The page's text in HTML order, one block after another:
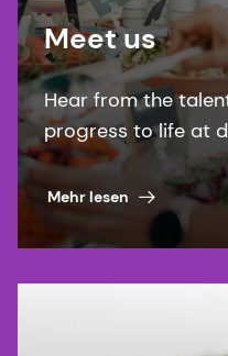
Meet us
Hear from the
progress to life at
Mehr lesen